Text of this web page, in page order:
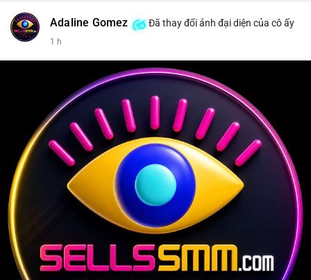
Adaline Gomez Đã thay đổi ảnh đại diện của cô ấy
1 h